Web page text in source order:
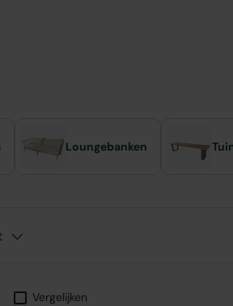
Loungebanken
Vergelijken